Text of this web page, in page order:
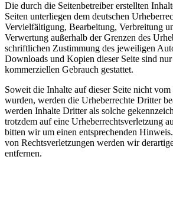
Die durch die Seitenbetreiber erstellten
Seiten unterliegen dem deutschen
Vervielfältigung, Bearbeitung, Verbreitung
Verwertung außerhalb der Grenzen des
schriftlichen Zustimmung des jeweiligen
Downloads und Kopien dieser Seite sind
kommerziellen Gebrauch gestattet.
Soweit die Inhalte auf dieser Seite nicht
wurden, werden die Urheberrechte Dritter
werden Inhalte Dritter als solche
trotzdem auf eine Urheberrechtsverletzung
bitten wir um einen entsprechenden
von Rechtsverletzungen werden wir
entfernen.